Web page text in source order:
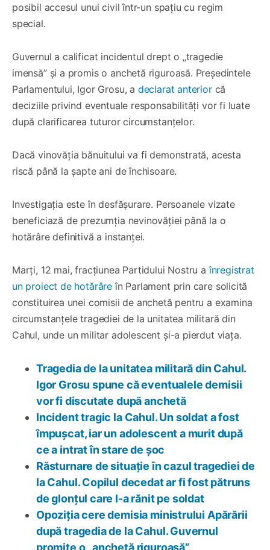
posibil accesul unui civil într-un spațiu cu regim
special.
Guvernul a calificat incidentul drept o „tragedie
imensă” și a promis o anchetă riguroasă. Președintele
Parlamentului, Igor Grosu, a declarat anterior că
deciziile privind eventuale responsabilități vor fi luate
după clarificarea tuturor circumstanțelor.
Dacă vinovăția bănuitului va fi demonstrată, acesta
riscă până la șapte ani de închisoare.
Investigația este în desfășurare. Persoanele vizate
beneficiază de prezumția nevinovăției până la o
hotărâre definitivă a instanței.
Marți, 12 mai, fracțiunea Partidului Nostru aînregistrat
un proiect de hotărâre în Parlament prin care solicită
constituirea unei comisii de anchetă pentru a examina
circumstanțele tragediei de la unitatea militară din
Cahul, unde un militar adolescent și-a pierdut viața.
Tragedia de la unitatea militară din Cahul.
Igor Grosu spune că eventualele demisii
vor fi discutate după anchetă
Incident tragic la Cahul. Un soldat a fost
împușcat, iar un adolescent a murit după
ce a intrat în stare de șoc
Răsturnare de situație în cazul tragediei de
la Cahul. Copilul decedat ar fi fost pătruns
de glonțul care l-a rănit pe soldat
Opoziția cere demisia ministrului Apărării
după tragedia de la Cahul. Guvernul
promite o „anchetă riguroasă”